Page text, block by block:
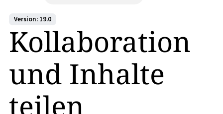
Version: 19.0
Kollaboration
und Inhalte
teilen